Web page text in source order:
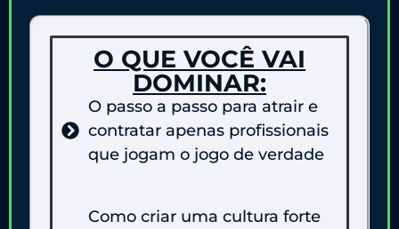
O QUE VOCÊ VAI
DOMINAR:
O passo a passo para atrair e
contratar apenas profissionais
que jogam o jogo de verdade
Como criar uma cultura forte